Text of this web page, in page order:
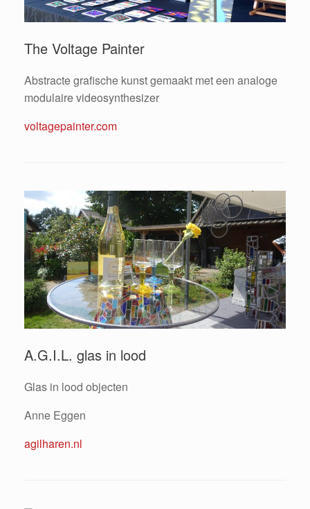
The Voltage Painter
Abstracte grafische kunst gemaakt met een analoge
modulaire videosynthesizer
voltagepainter.com
A.G.I.L. glas in lood
Glas in lood objecten
Anne Eggen
agilharen.nl